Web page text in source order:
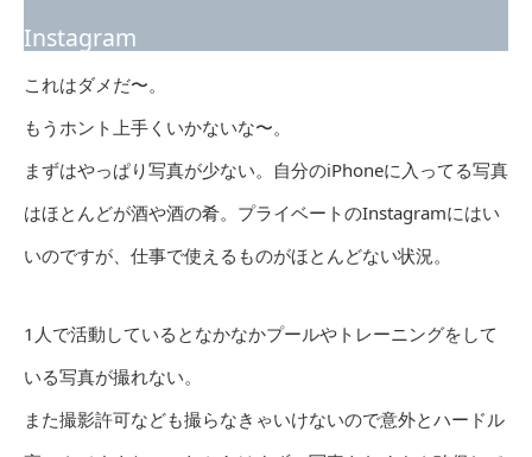
Instagram
これはダメだ〜。
もうホント上手くいかないな〜。
まずはやっぱり写真が少ない。自分のiPhoneに入ってる写真
はほとんどが酒や酒の肴。プライベートのInstagramにはい
いのですが、仕事で使えるものがほとんどない状況。
1人で活動しているとなかなかプールやトレーニングをして
いる写真が撮れない。
また撮影許可なども撮らなきゃいけないので意外とハードル